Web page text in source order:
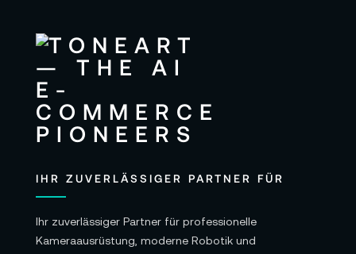
IHR ZUVERLÄSSIGER PARTNER FÜR
Ihr zuverlässiger Partner für professionelle
Kameraausrüstung, moderne Robotik und